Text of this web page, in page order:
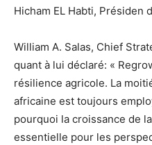
Hicham EL Habti, Présiden
William A. Salas, Chief
quant à lui déclaré: «
résilience agricole. La
africaine est toujours
pourquoi la croissance de
essentielle pour les